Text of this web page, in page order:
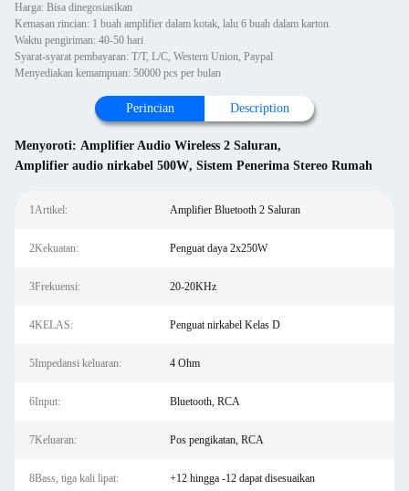
Harga: Bisa dinegosiasikan
Kemasan rincian: 1 buah amplifier dalam kotak, lalu 6 buah dalam karton.
Waktu pengiriman: 40-50 hari
Syarat-syarat pembayaran: T/T, L/C, Western Union, Paypal
Menyediakan kemampuan: 50000 pcs per bulan
Perincian Description
Menyoroti: Amplifier Audio Wireless 2 Saluran,
Amplifier audio nirkabel 500W, Sistem Penerima Stereo Rumah
1Artikel: Amplifier Bluetooth 2 Saluran
2Kekuatan: Penguat daya 2x250W
3Frekuensi: 20-20KHz
4KELAS: Penguat nirkabel Kelas D
5Impedansi keluaran: 4 Ohm
6Input: Bluetooth, RCA
7Keluaran: Pos pengikatan, RCA
8Bass, tiga kali lipat: +12 hingga -12 dapat disesuaikan